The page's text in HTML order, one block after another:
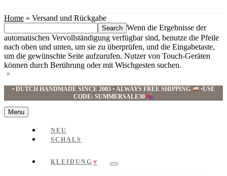
Home » Versand und Rückgabe
this
website
Wenn die Ergebnisse der
automatischen Vervollständigung verfügbar sind, benutze die Pfeile
nach oben und unten, um sie zu überprüfen, und die Eingabetaste,
um die gewünschte Seite aufzurufen. Nutzer von Touch-Geräten
können durch Berührung oder mit Wischgesten suchen.
•DUTCH HANDMADE SINCE 2003 • ALWAYS FREE SHIPPING •USE
CODE: SUMMERSALE30
Menu
NEU
SCHALS
KLEIDUNG
Submenu